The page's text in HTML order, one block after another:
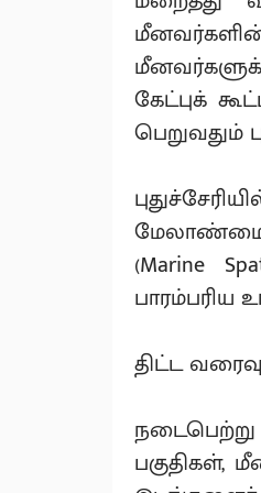
கேட்புக்
பெறுவதும்
மேலாண்மை
(Marine
பாரம்பரிய
திட்ட
பகுதிகள்,